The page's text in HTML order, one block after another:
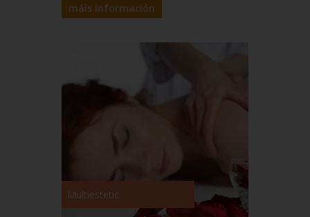
máis información
Multiestetic